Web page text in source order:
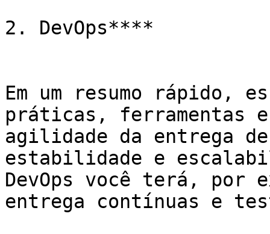
2. DevOps****
Em um resumo rápido,
práticas, ferramentas
agilidade da entrega
estabilidade e
DevOps você terá, por
entrega contínuas e